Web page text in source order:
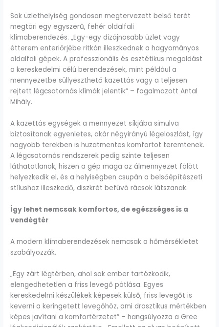
Sok üzlethelyiség gondosan megtervezett belső terét
megtöri egy egyszerű, fehér oldalfali
klímaberendezés. „Egy-egy dizájnosabb üzlet vagy
étterem enteriőrjébe ritkán illeszkednek a hagyományos
oldalfali gépek. A professzionális és esztétikus megoldást
a kereskedelmi célú berendezések, mint például a
mennyezetbe süllyeszthető kazettás vagy a teljesen
rejtett légcsatornás klímák jelentik” – fogalmazott Antal
Mihály.
A kazettás egységek a mennyezet síkjába simulva
biztosítanak egyenletes, akár négyirányú légeloszlást, így
nagyobb terekben is huzatmentes komfortot teremtenek.
A légcsatornás rendszerek pedig szinte teljesen
láthatatlanok, hiszen a gép maga az álmennyezet fölött
helyezkedik el, és a helyiségben csupán a belsőépítészeti
stílushoz illeszkedő, diszkrét befúvó rácsok látszanak.
Így lehet nemcsak komfortos, de egészséges is a
vendégtér
A modern klímaberendezések nemcsak a hőmérsékletet
szabályozzák.
„Egy zárt légtérben, ahol sok ember tartózkodik,
elengedhetetlen a friss levegő pótlása. Egyes
kereskedelmi készülékek képesek külső, friss levegőt is
keverni a keringetett levegőhöz, ami drasztikus mértékben
képes javítani a komfortérzetet” – hangsúlyozza a Gree